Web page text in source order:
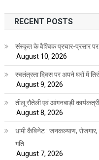
RECENT POSTS
संस्कृत के वैश्विक प्रचार-प्रसार पर
August 10, 2026
स्वतंत्रता दिवस पर अपने घरों में
August 9, 2026
तीलू रौतेली एवं आंगनबाड़ी
August 8, 2026
धामी कैबिनेट : जनकल्याण,
गति
August 7, 2026